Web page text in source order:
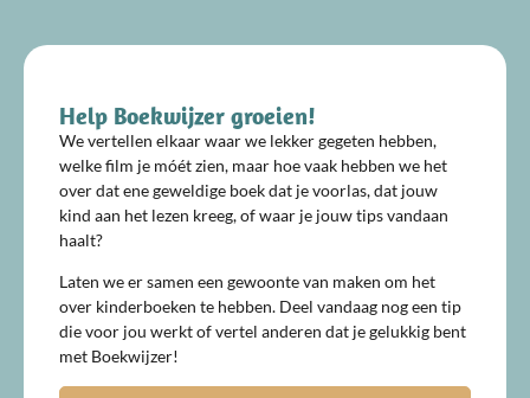
Help Boekwijzer groeien!
We vertellen elkaar waar we lekker gegeten hebben,
welke film je móét zien, maar hoe vaak hebben we het
over dat ene geweldige boek dat je voorlas, dat jouw
kind aan het lezen kreeg, of waar je jouw tips vandaan
haalt?
Laten we er samen een gewoonte van maken om het
over kinderboeken te hebben. Deel vandaag nog een tip
die voor jou werkt of vertel anderen dat je gelukkig bent
met Boekwijzer!